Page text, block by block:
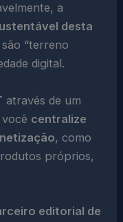
a
desta
“terreno
digital.
através de um
centralize
, como
próprios,
editorial de